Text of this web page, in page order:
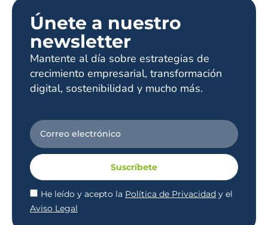
Únete a nuestro
newsletter
Mantente al día sobre estrategias de
crecimiento empresarial, transformación
digital, sostenibilidad y mucho más.
He leído y acepto la Política de Privacidad y el
Aviso Legal
Suscríbete